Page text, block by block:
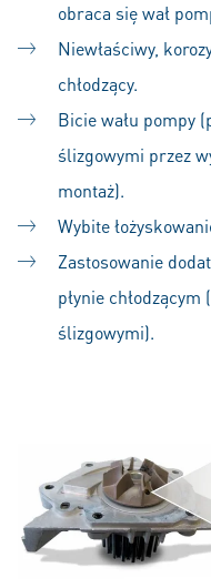
obraca się wał
Niewłaściwy,
chłodzący.
Bicie wału pompy
ślizgowymi przez
montaż).
Wybite
Zastosowanie
płynie
ślizgowymi).